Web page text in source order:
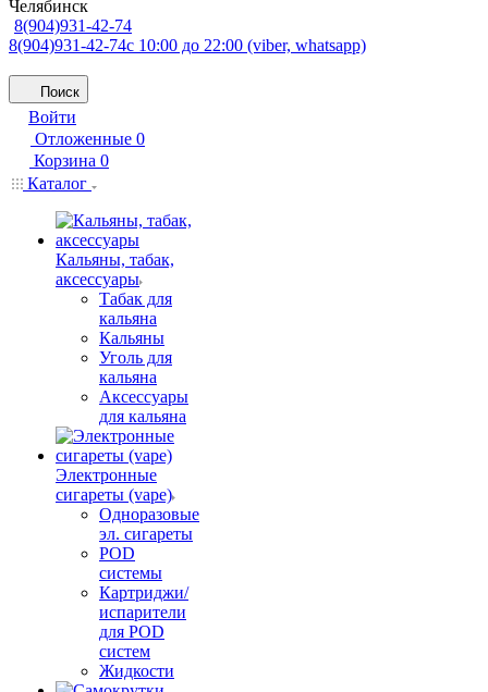
Челябинск
8(904)931-42-74
8(904)931-42-74с 10:00 до 22:00 (viber, whatsapp)
Поиск
Войти
Отложенные 0
Корзина 0
Каталог
Кальяны, табак,
аксессуары
Табак для
кальяна
Кальяны
Уголь для
кальяна
Аксессуары
для кальяна
Электронные
сигареты (vape)
Одноразовые
эл. сигареты
POD
системы
Картриджи/
испарители
для POD
систем
Жидкости